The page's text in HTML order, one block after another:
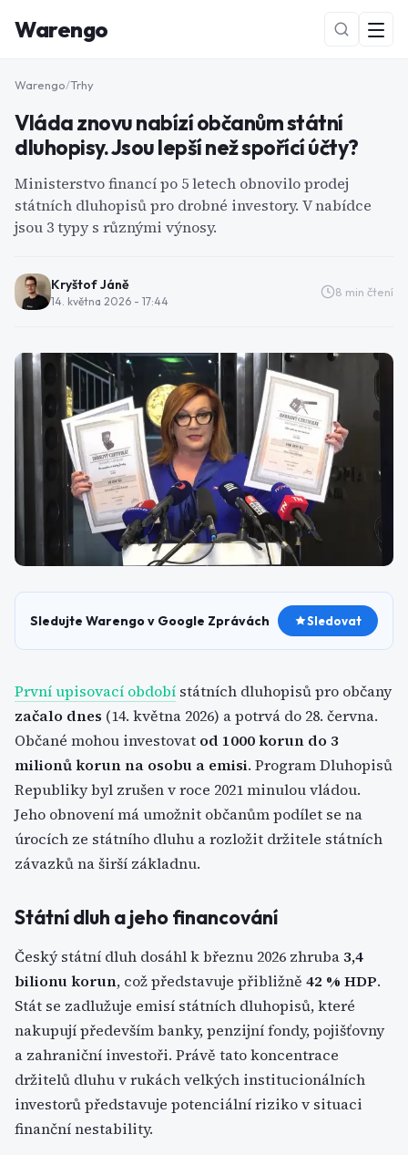
Warengo
NOVÉ
Warengo/Trhy
Vláda znovu nabízí občanům státní
dluhopisy. Jsou lepší než spořící účty?
Ministerstvo financí po 5 letech obnovilo prodej
státních dluhopisů pro drobné investory. V nabídce
jsou 3 typy s různými výnosy.
Kryštof Jáně
14. května 2026 - 17:44
8 min čtení
Sledujte Warengo v Google Zprávách Sledovat
První upisovací období státních dluhopisů pro občany
začalo dnes (14. května 2026) a potrvá do 28. června.
Občané mohou investovat od 1000 korun do 3
milionů korun na osobu a emisi. Program Dluhopisů
Republiky byl zrušen v roce 2021 minulou vládou.
Jeho obnovení má umožnit občanům podílet se na
úrocích ze státního dluhu a rozložit držitele státních
závazků na širší základnu.
Státní dluh a jeho financování
Český státní dluh dosáhl k březnu 2026 zhruba3,4
bilionu korun, což představuje přibližně 42 % HDP.
Stát se zadlužuje emisí státních dluhopisů, které
nakupují především banky, penzijní fondy, pojišťovny
a zahraniční investoři. Právě tato koncentrace
držitelů dluhu v rukách velkých institucionálních
investorů představuje potenciální riziko v situaci
finanční nestability.